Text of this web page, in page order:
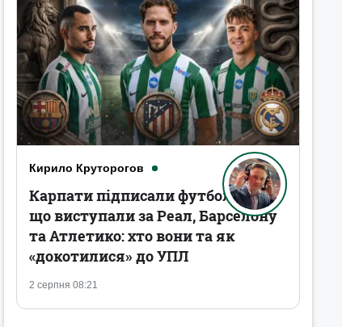
Кирило Круторогов
2 серпня 08:21
Карпати підписали футболістів,
що виступали за Реал, Барселону
та Атлетико: хто вони та як
«докотилися» до УПЛ